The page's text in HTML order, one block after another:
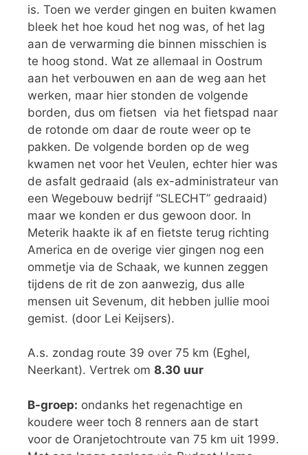
is. Toen we verder gingen en buiten kwamen
bleek het hoe koud het nog was, of het lag
aan de verwarming die binnen misschien is
te hoog stond. Wat ze allemaal in Oostrum
aan het verbouwen en aan de weg aan het
werken, maar hier stonden de volgende
borden, dus om fietsen via het fietspad naar
de rotonde om daar de route weer op te
pakken. De volgende borden op de weg
kwamen net voor het Veulen, echter hier was
de asfalt gedraaid (als ex-administrateur van
een Wegebouw bedrijf “SLECHT” gedraaid)
maar we konden er dus gewoon door. In
Meterik haakte ik af en fietste terug richting
America en de overige vier gingen nog een
ommetje via de Schaak, we kunnen zeggen
tijdens de rit de zon aanwezig, dus alle
mensen uit Sevenum, dit hebben jullie mooi
gemist. (door Lei Keijsers).
A.s. zondag route 39 over 75 km (Eghel,
Neerkant). Vertrek om 8.30 uur
B-groep: ondanks het regenachtige en
koudere weer toch 8 renners aan de start
voor de Oranjetochtroute van 75 km uit 1999.